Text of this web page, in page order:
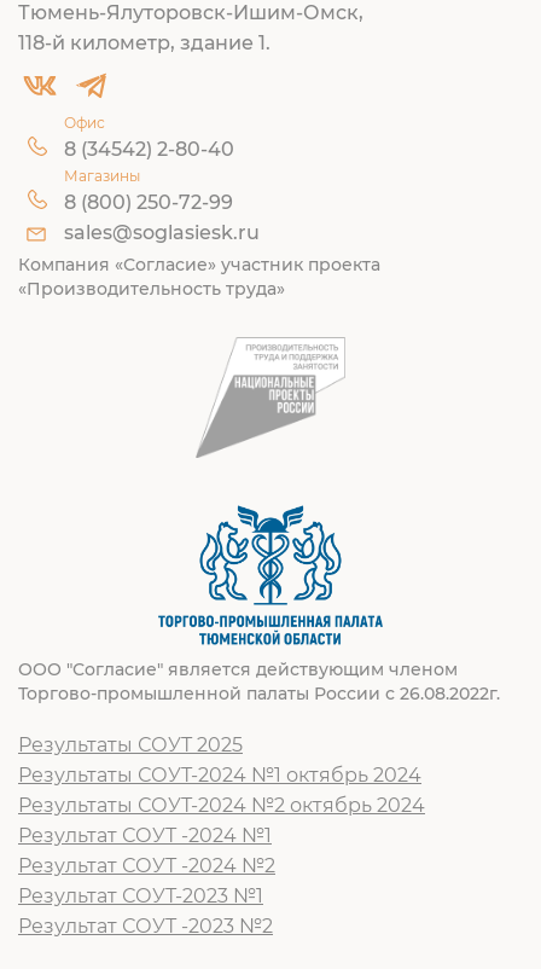
Тюмень-Ялуторовск-Ишим-Омск,
118-й километр, здание 1.
Офис
8 (34542) 2-80-40
Магазины
8 (800) 250-72-99
sales@soglasiesk.ru
Компания «Согласие» участник проекта
«Производительность труда»
ООО "Согласие" является действующим членом
Торгово-промышленной палаты России с 26.08.2022г.
Результаты СОУТ 2025
Результаты СОУТ-2024 №1 октябрь 2024
Результаты СОУТ-2024 №2 октябрь 2024
Результат СОУТ -2024 №1
Результат СОУТ -2024 №2
Результат СОУТ-2023 №1
Результат СОУТ -2023 №2